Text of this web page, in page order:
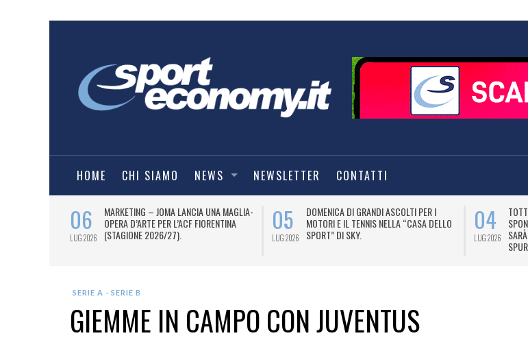
HOME CHI SIAMO NEWS NEWSLETTER CONTATTI
06
LUG 2026
MARKETING – JOMA LANCIA UNA MAGLIA-
OPERA D’ARTE PER L’ACF FIORENTINA
(STAGIONE 2026/27).
05
LUG 2026
DOMENICA DI GRANDI ASCOLTI PER I
MOTORI E IL TENNIS NELLA “CASA DELLO
SPORT” DI SKY.
04
LUG 2026
SERIE A - SERIE B
GIEMME IN CAMPO CON JUVENTUS